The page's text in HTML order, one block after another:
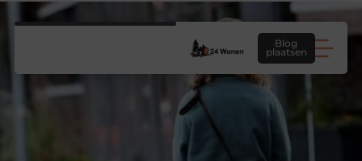
Blog
plaatsen